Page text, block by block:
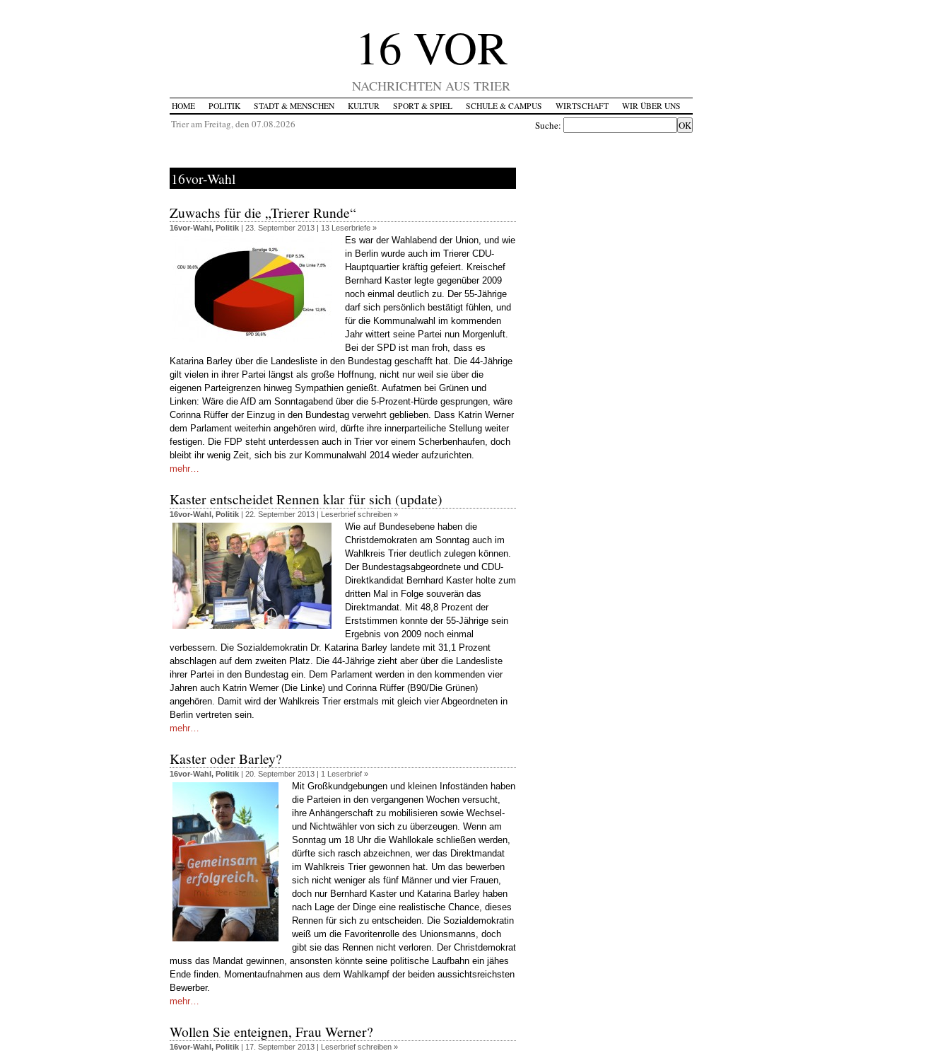
16 VOR
NACHRICHTEN AUS TRIER
HOME POLITIK STADT & MENSCHEN KULTUR SPORT & SPIEL SCHULE & CAMPUS WIRTSCHAFT WIR ÜBER UNS
Trier am Freitag, den 07.08.2026 Suche:
16vor-Wahl
Zuwachs für die „Trierer Runde“
16vor-Wahl, Politik | 23. September 2013 | 13 Leserbriefe »
Es war der Wahlabend der Union, und wie
in Berlin wurde auch im Trierer CDU-
Hauptquartier kräftig gefeiert. Kreischef
Bernhard Kaster legte gegenüber 2009
noch einmal deutlich zu. Der 55-Jährige
darf sich persönlich bestätigt fühlen, und
für die Kommunalwahl im kommenden
Jahr wittert seine Partei nun Morgenluft.
Bei der SPD ist man froh, dass es
Katarina Barley über die Landesliste in den Bundestag geschafft hat. Die 44-Jährige
gilt vielen in ihrer Partei längst als große Hoffnung, nicht nur weil sie über die
eigenen Parteigrenzen hinweg Sympathien genießt. Aufatmen bei Grünen und
Linken: Wäre die AfD am Sonntagabend über die 5-Prozent-Hürde gesprungen, wäre
Corinna Rüffer der Einzug in den Bundestag verwehrt geblieben. Dass Katrin Werner
dem Parlament weiterhin angehören wird, dürfte ihre innerparteiliche Stellung weiter
festigen. Die FDP steht unterdessen auch in Trier vor einem Scherbenhaufen, doch
bleibt ihr wenig Zeit, sich bis zur Kommunalwahl 2014 wieder aufzurichten.
mehr…
Kaster entscheidet Rennen klar für sich (update)
16vor-Wahl, Politik | 22. September 2013 | Leserbrief schreiben »
Wie auf Bundesebene haben die
Christdemokraten am Sonntag auch im
Wahlkreis Trier deutlich zulegen können.
Der Bundestagsabgeordnete und CDU-
Direktkandidat Bernhard Kaster holte zum
dritten Mal in Folge souverän das
Direktmandat. Mit 48,8 Prozent der
Erststimmen konnte der 55-Jährige sein
Ergebnis von 2009 noch einmal
verbessern. Die Sozialdemokratin Dr. Katarina Barley landete mit 31,1 Prozent
abschlagen auf dem zweiten Platz. Die 44-Jährige zieht aber über die Landesliste
ihrer Partei in den Bundestag ein. Dem Parlament werden in den kommenden vier
Jahren auch Katrin Werner (Die Linke) und Corinna Rüffer (B90/Die Grünen)
angehören. Damit wird der Wahlkreis Trier erstmals mit gleich vier Abgeordneten in
Berlin vertreten sein.
mehr…
Kaster oder Barley?
16vor-Wahl, Politik | 20. September 2013 | 1 Leserbrief »
Mit Großkundgebungen und kleinen Infoständen haben
die Parteien in den vergangenen Wochen versucht,
ihre Anhängerschaft zu mobilisieren sowie Wechsel-
und Nichtwähler von sich zu überzeugen. Wenn am
Sonntag um 18 Uhr die Wahllokale schließen werden,
dürfte sich rasch abzeichnen, wer das Direktmandat
im Wahlkreis Trier gewonnen hat. Um das bewerben
sich nicht weniger als fünf Männer und vier Frauen,
doch nur Bernhard Kaster und Katarina Barley haben
nach Lage der Dinge eine realistische Chance, dieses
Rennen für sich zu entscheiden. Die Sozialdemokratin
weiß um die Favoritenrolle des Unionsmanns, doch
gibt sie das Rennen nicht verloren. Der Christdemokrat
muss das Mandat gewinnen, ansonsten könnte seine politische Laufbahn ein jähes
Ende finden. Momentaufnahmen aus dem Wahlkampf der beiden aussichtsreichsten
Bewerber.
mehr…
Wollen Sie enteignen, Frau Werner?
16vor-Wahl, Politik | 17. September 2013 | Leserbrief schreiben »